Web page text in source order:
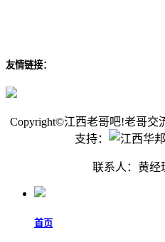
友情链接：
Copyright©江西老哥吧!老哥交
支持：
联系人：黄
首页